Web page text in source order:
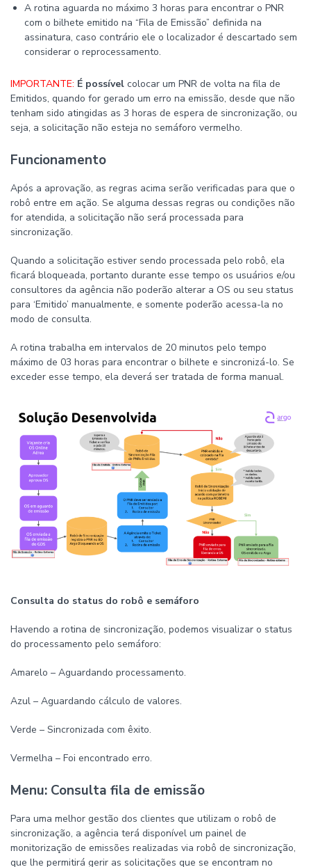
A rotina aguarda no máximo 3 horas para encontrar o PNR
com o bilhete emitido na “Fila de Emissão” definida na
assinatura, caso contrário ele o localizador é descartado sem
considerar o reprocessamento.
IMPORTANTE: É possível colocar um PNR de volta na fila de
Emitidos, quando for gerado um erro na emissão, desde que não
tenham sido atingidas as 3 horas de espera de sincronização, ou
seja, a solicitação não esteja no semáforo vermelho.
Funcionamento
Após a aprovação, as regras acima serão verificadas para que o
robô entre em ação. Se alguma dessas regras ou condições não
for atendida, a solicitação não será processada para
sincronização.
Quando a solicitação estiver sendo processada pelo robô, ela
ficará bloqueada, portanto durante esse tempo os usuários e/ou
consultores da agência não poderão alterar a OS ou seu status
para ‘Emitido’ manualmente, e somente poderão acessa-la no
modo de consulta.
A rotina trabalha em intervalos de 20 minutos pelo tempo
máximo de 03 horas para encontrar o bilhete e sincronizá-lo. Se
exceder esse tempo, ela deverá ser tratada de forma manual.
Consulta do status do robô e semáforo
Havendo a rotina de sincronização, podemos visualizar o status
do processamento pelo semáforo:
Amarelo – Aguardando processamento.
Azul – Aguardando cálculo de valores.
Verde – Sincronizada com êxito.
Vermelha – Foi encontrado erro.
Menu: Consulta fila de emissão
Para uma melhor gestão dos clientes que utilizam o robô de
sincronização, a agência terá disponível um painel de
monitorização de emissões realizadas via robô de sincronização,
que lhe permitirá gerir as solicitações que se encontram no